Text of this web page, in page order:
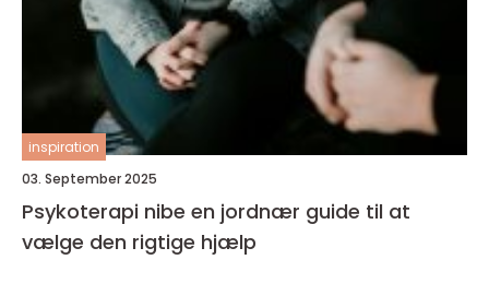
inspiration
03. September 2025
Psykoterapi nibe en jordnær guide til at
vælge den rigtige hjælp